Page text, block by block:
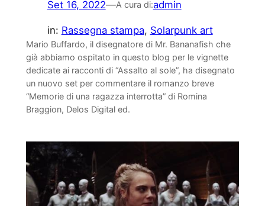
Set 16, 2022—A cura di:admin
in: Rassegna stampa, Solarpunk art
Mario Buffardo, il disegnatore di Mr. Bananafish che
già abbiamo ospitato in questo blog per le vignette
dedicate ai racconti di “Assalto al sole”, ha disegnato
un nuovo set per commentare il romanzo breve
“Memorie di una ragazza interrotta” di Romina
Braggion, Delos Digital ed.